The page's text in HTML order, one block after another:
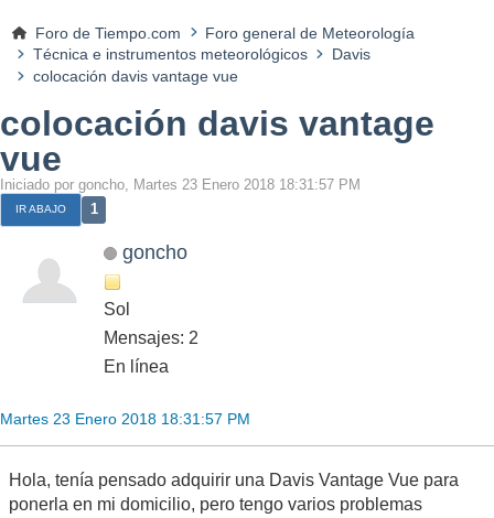
Foro de Tiempo.com
Foro general de Meteorología
Técnica e instrumentos meteorológicos
Davis
colocación davis vantage vue
colocación davis vantage
vue
Iniciado por goncho, Martes 23 Enero 2018 18:31:57 PM
IR ABAJO 1
goncho
Sol
Mensajes: 2
En línea
Martes 23 Enero 2018 18:31:57 PM
Hola, tenía pensado adquirir una Davis Vantage Vue para
ponerla en mi domicilio, pero tengo varios problemas